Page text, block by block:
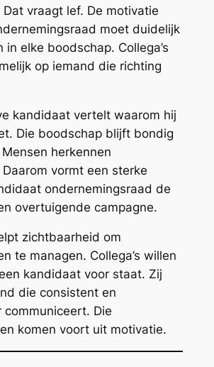
vraagt lef. De motivatie
moet duidelijk
in elke boodschap. Collega’s
op iemand die richting
kandidaat vertelt waarom hij
Die boodschap blijft bondig
herkennen
vormt een sterke
ondernemingsraad de
overtuigende campagne.
zichtbaarheid om
te managen. Collega’s willen
kandidaat voor staat. Zij
die consistent en
Die
komen voort uit motivatie.